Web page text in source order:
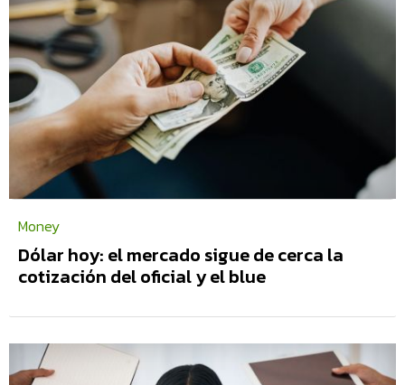
Money
Dólar hoy: el mercado sigue de cerca la
cotización del oficial y el blue